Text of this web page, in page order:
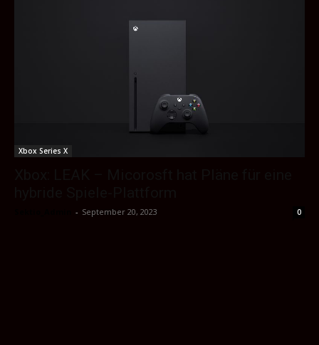
Xbox Series X
- September 20, 2023 0